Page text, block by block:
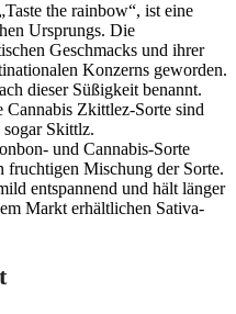
the rainbow“, ist eine
Ursprungs. Die
Geschmacks und ihrer
Konzerns geworden.
dieser Süßigkeit benannt.
Zkittlez-Sorte sind
Skittlz.
und Cannabis-Sorte
fruchtigen Mischung der Sorte.
entspannend und hält länger
Markt erhältlichen Sativa-